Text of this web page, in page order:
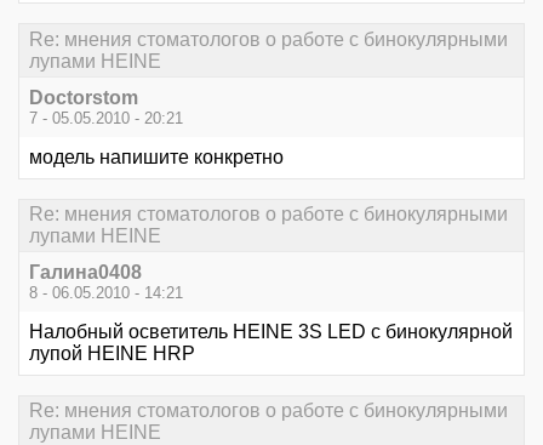
Re: мнения стоматологов о работе с бинокулярными
лупами HEINE
Doctorstom
7 - 05.05.2010 - 20:21
модель напишите конкретно
Re: мнения стоматологов о работе с бинокулярными
лупами HEINE
Галина0408
8 - 06.05.2010 - 14:21
Налобный осветитель HEINE 3S LED c бинокулярной
лупой HEINE HRP
Re: мнения стоматологов о работе с бинокулярными
лупами HEINE